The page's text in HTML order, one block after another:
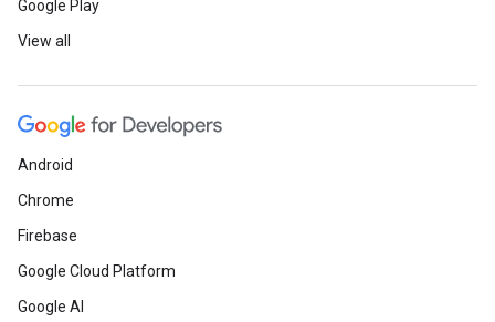
Google Play
View all
Android
Chrome
Firebase
Google Cloud Platform
Google AI